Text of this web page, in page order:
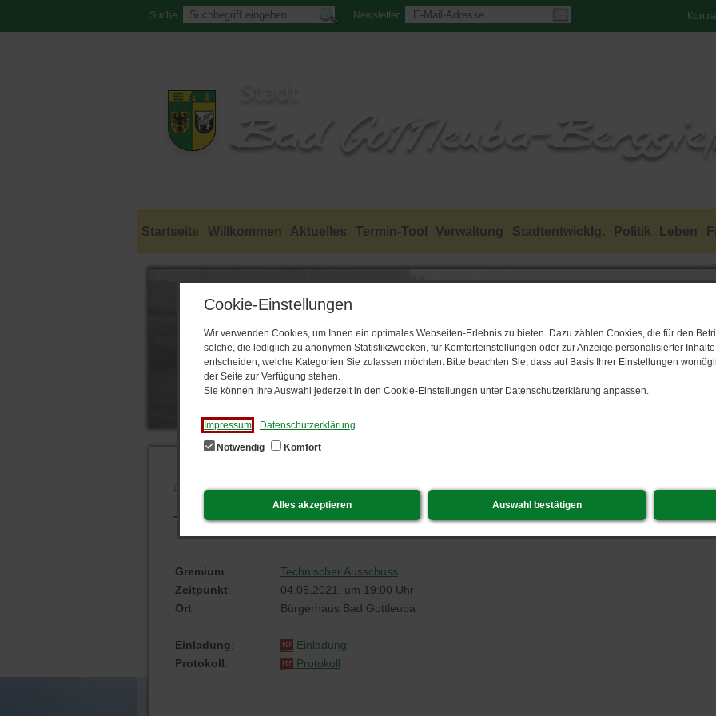
Cookie-Einstellungen
Wir verwenden Cookies, um Ihnen ein optimales Webseiten-Erlebnis zu bieten. Dazu zählen Cookies, die für den
solche, die lediglich zu anonymen Statistikzwecken, für Komforteinstellungen oder zur Anzeige personalisierter
entscheiden, welche Kategorien Sie zulassen möchten. Bitte beachten Sie, dass auf Basis Ihrer Einstellungen
der Seite zur Verfügung stehen.
Sie können Ihre Auswahl jederzeit in den Cookie-Einstellungen unter Datenschutzerklärung anpassen.
Impressum
Datenschutzerklärung
Notwendig
Komfort
Alles akzeptieren Auswahl bestätigen
Suche Newsletter
Startseite Willkommen Aktuelles Termin-Tool Verwaltung Stadtentwicklg. Politik Leben
Start Technischer Ausschuss
Technischer Ausschuss
Gremium:
Technischer Ausschuss
Zeitpunkt:
04.05.2021, um 19:00 Uhr
Ort: Bürgerhaus Bad Gottleuba
Einladung:
Einladung
Protokoll: Protokoll